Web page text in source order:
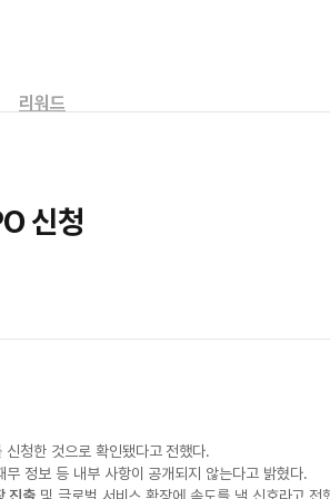
리워드
신청
신청한 것으로 확인됐다고 전했다.
무 정보 등 내부 사항이 공개되지 않는다고 밝혔다.